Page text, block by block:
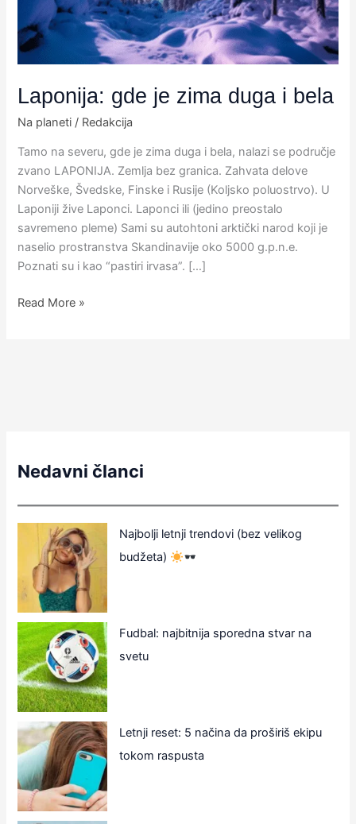
Laponija: gde je zima duga i bela
Na planeti / Redakcija
​Tamo na severu, gde je zima duga i bela, nalazi se područje
zvano LAPONIJA. Zemlja bez granica. Zahvata delove
Norveške, Švedske, Finske i Rusije (Koljsko poluostrvo). U
Laponiji žive Laponci. Laponci ili (jedino preostalo
savremeno pleme) Sami su autohtoni arktički narod koji je
naselio prostranstva Skandinavije oko 5000 g.p.n.e.
Poznati su i kao “pastiri irvasa”. […]
Read More »
Nedavni članci
Najbolji letnji trendovi (bez velikog
budžeta)
Fudbal: najbitnija sporedna stvar na
svetu
Letnji reset: 5 načina da proširiš ekipu
tokom raspusta